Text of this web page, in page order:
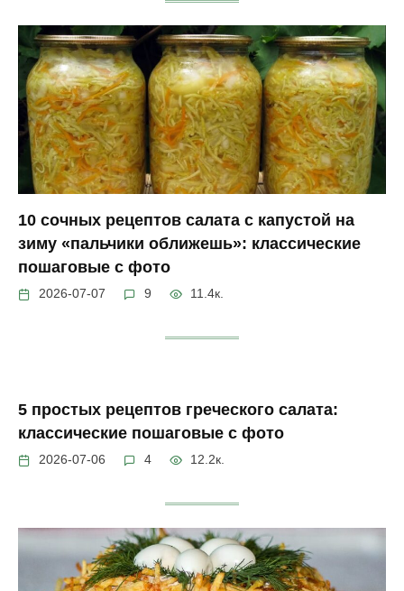
10 сочных рецептов салата с капустой на
зиму «пальчики оближешь»: классические
пошаговые с фото
2026-07-07 9 11.4к.
5 простых рецептов греческого салата:
классические пошаговые с фото
2026-07-06 4 12.2к.